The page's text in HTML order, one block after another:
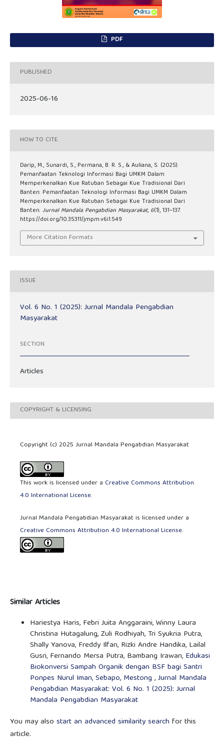
PDF
PUBLISHED
2025-06-16
HOW TO CITE
Darip, M., Sunardi, S., Permana, B. R. S., & Auliana, S. (2025).
Pemanfaatan Teknologi Informasi Bagi UMKM Dalam
Memperkenalkan Kue Ratuban Sebagai Kue Tradisional Dari
Banten: Pemanfaatan Teknologi Informasi Bagi UMKM Dalam
Memperkenalkan Kue Ratuban Sebagai Kue Tradisional Dari
Banten. Jurnal Mandala Pengabdian Masyarakat, 6(1), 131–137.
https://doi.org/10.35311/jmpm.v6i1.549
More Citation Formats
ISSUE
Vol. 6 No. 1 (2025): Jurnal Mandala Pengabdian
Masyarakat
SECTION
Articles
COPYRIGHT & LICENSING
Copyright (c) 2025 Jurnal Mandala Pengabdian Masyarakat
This work is licensed under a Creative Commons Attribution
4.0 International License.
Jurnal Mandala Pengabdian Masyarakat is licensed under a
Creative Commons Attribution 4.0 International License.
Similar Articles
Hariestya Haris, Febri Juita Anggaraini, Winny Laura
Christina Hutagalung, Zuli Rodhiyah, Tri Syukria Putra,
Shally Yanova, Freddy Ilfan, Rizki Andre Handika, Lailal
Gusri, Fernando Mersa Putra, Bambang Irawan, Edukasi
Biokonversi Sampah Organik dengan BSF bagi Santri
Ponpes Nurul Iman, Sebapo, Mestong ,Jurnal Mandala
Pengabdian Masyarakat: Vol. 6 No. 1 (2025): Jurnal
Mandala Pengabdian Masyarakat
You may also start an advanced similarity search for this
article.